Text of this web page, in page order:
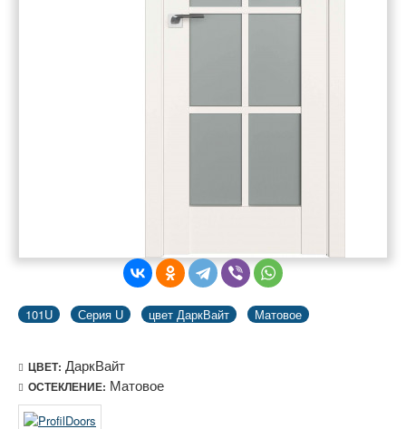
101U Серия U цвет ДаркВайт Матовое
ЦВЕТ: ДаркВайт
ОСТЕКЛЕНИЕ: Матовое